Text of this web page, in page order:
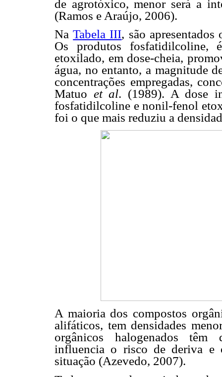
de agrotóxico, menor será a
(Ramos e Araújo, 2006).
NaTabela III, são apresentados
Os produtos fosfatidilcoline,
etoxilado, em dose-cheia,
água, no entanto, a magnitude
concentrações empregadas,
Matuo et al. (1989). A dose
fosfatidilcoline e nonil-fenol
foi o que mais reduziu a
A maioria dos compostos
alifáticos, tem densidades
orgânicos halogenados têm
influencia o risco de deriva e
situação (Azevedo, 2007).